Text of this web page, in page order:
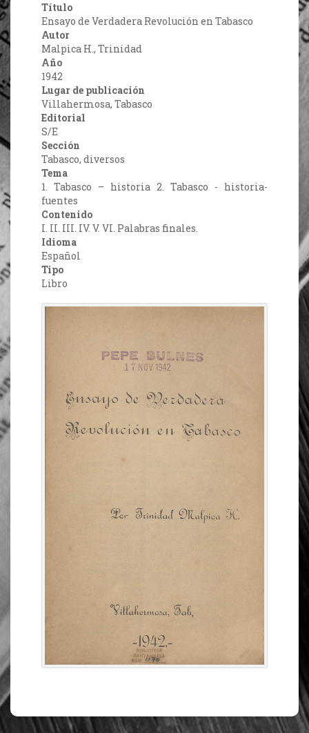
Título
Ensayo de Verdadera Revolución en Tabasco
Autor
Malpica H., Trinidad
Año
1942
Lugar de publicación
Villahermosa, Tabasco
Editorial
S/E
Sección
Tabasco, diversos
Tema
1. Tabasco – historia 2. Tabasco - historia-
fuentes
Contenido
I. II. III. IV. V. VI. Palabras finales.
Idioma
Español
Tipo
Libro